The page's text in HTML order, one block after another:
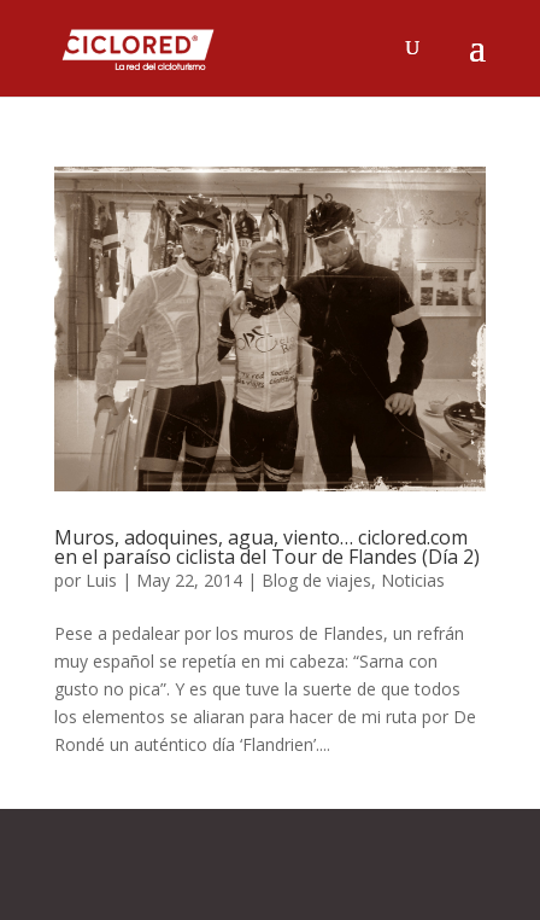
Muros, adoquines, agua, viento… ciclored.com
en el paraíso ciclista del Tour de Flandes (Día 2)
por Luis | May 22, 2014| Blog de viajes, Noticias
Pese a pedalear por los muros de Flandes, un refrán
muy español se repetía en mi cabeza: “Sarna con
gusto no pica”. Y es que tuve la suerte de que todos
los elementos se aliaran para hacer de mi ruta por De
Rondé un auténtico día ‘Flandrien’....